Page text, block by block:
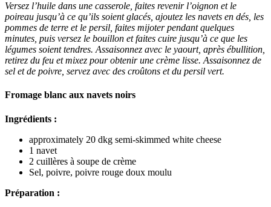
Versez l’huile dans une casserole, faites revenir l’oignon et le
poireau jusqu’à ce qu’ils soient glacés, ajoutez les navets en dés, les
pommes de terre et le persil, faites mijoter pendant quelques
minutes, puis versez le bouillon et faites cuire jusqu’à ce que les
légumes soient tendres. Assaisonnez avec le yaourt, après ébullition,
retirez du feu et mixez pour obtenir une crème lisse. Assaisonnez de
sel et de poivre, servez avec des croûtons et du persil vert.
Fromage blanc aux navets noirs
Ingrédients :
approximately 20 dkg semi-skimmed white cheese
1 navet
2 cuillères à soupe de crème
Sel, poivre, poivre rouge doux moulu
Préparation :